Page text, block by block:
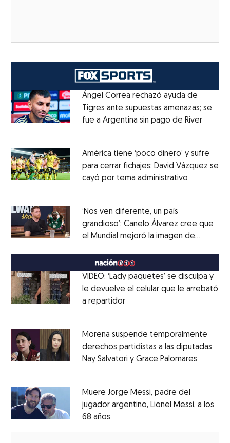
Ángel Correa rechazó ayuda de
Tigres ante supuestas amenazas; se
fue a Argentina sin pago de RiverOpens
América tiene ‘poco dinero’ y sufre
para cerrar fichajes: David Vázquez se
cayó por tema administrativo
‘Nos ven diferente, un país
grandioso’: Canelo Álvarez cree que
el Mundial mejoró la imagen de
MéxicoOpens in new window
VIDEO: ‘Lady paquetes’ se disculpa y
le devuelve el celular que le arrebató
a repartidorOpens in new window
Morena suspende temporalmente
derechos partidistas a las diputadas
Nay Salvatori y Grace Palomares
Muere Jorge Messi, padre del
jugador argentino, Lionel Messi, a los
68 años